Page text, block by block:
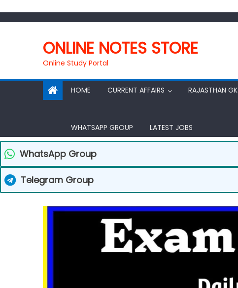
ONLINE NOTES STORE
Online Study Portal
HOME CURRENT AFFAIRS RAJASTHAN GK
WHATSAPP GROUP LATEST JOBS
WhatsApp Group
Telegram Group